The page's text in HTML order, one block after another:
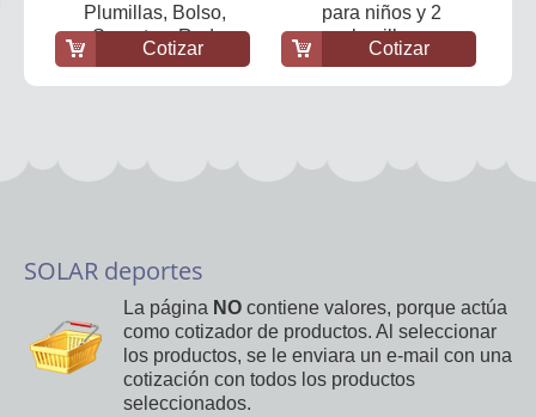
Plumillas, Bolso,
Soporte y Red.
Cotizar
para niños y 2
plumillas.
Cotizar
SOLAR deportes
La página NO contiene valores, porque actúa
como cotizador de productos. Al seleccionar
los productos, se le enviara un e-mail con una
cotización con todos los productos
seleccionados.